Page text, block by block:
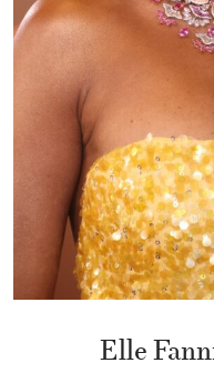
Elle